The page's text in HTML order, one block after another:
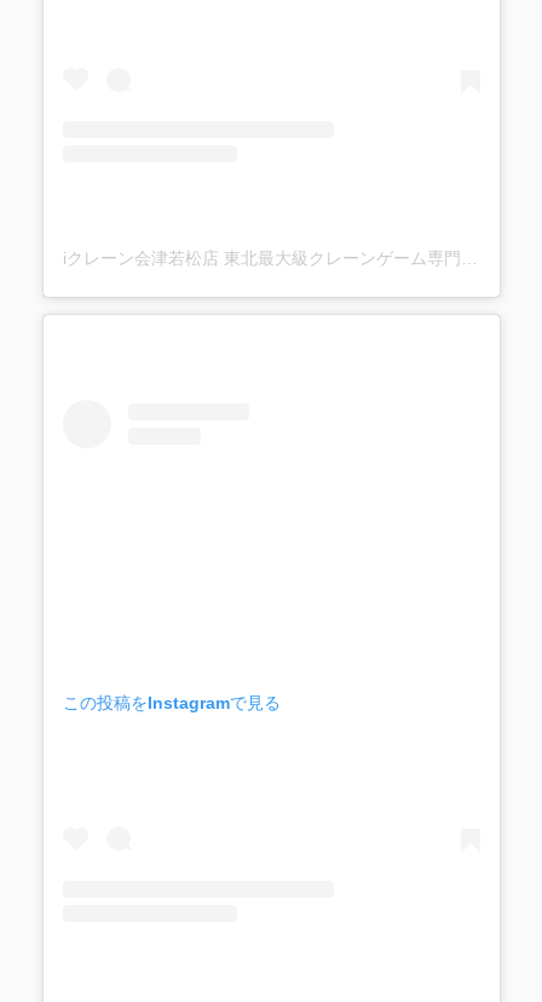
iクレーン会津若松店 東北最大級クレーンゲーム専門店(@ufo_aizu)がシェアした投稿
この投稿をInstagramで見る